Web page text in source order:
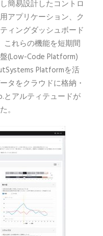
簡易設計したコントロ
アプリケーション、ク
ィングダッシュボード
これらの機能を短期間
(Low-Code Platform)
Platformを活
タをクラウドに格納・
とアルティテュードが
。